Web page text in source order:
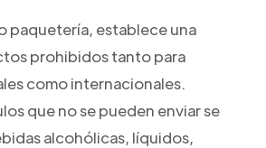
paquetería, establece una
prohibidos tanto para
como internacionales.
que no se pueden enviar se
alcohólicas, líquidos,